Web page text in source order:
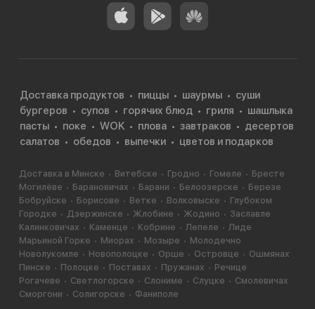
Доставка продуктов пиццы шаурмы
суши
бургеров
супов горячих блюд гриля
шашлыка
пасты
поке WOK плова завтраков
десертов
салатов
обедов выпечки цветов и подарков
Доставка в Минске Витебске Гродно Гомеле
Бресте
Могилёве
Барановичах Барани Белоозерске
Березе
Бобруйске
Борисове Ветке Волковыске
Глубоком
Городке
Дзержинске Жлобине Жодино
Заславле
Калинковичах
Каменце Кобрине Лепеле
Лиде
Марьиной Горке
Миорах Мозыре
Молодечно
Новолукомле
Новополоцке Орше Островце
Ошмянах
Пинске
Полоцке Поставах Пружанах
Речице
Рогачеве
Светлогорске Слониме Слуцке
Смолевичах
Сморгони
Солигорске Фаниполе